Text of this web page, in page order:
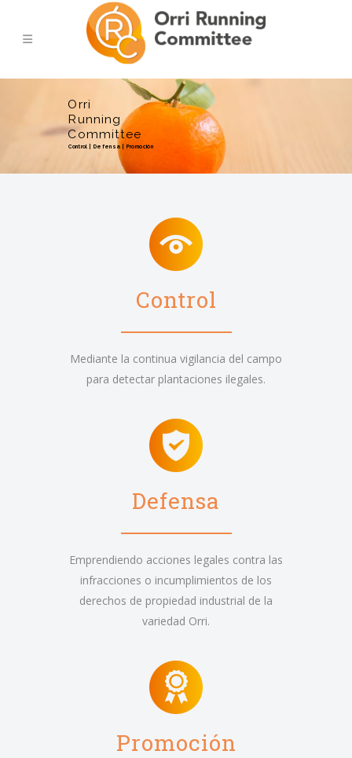
Orri
Running
Committee
Control | Defensa | Promoción
Control
Mediante la continua vigilancia del campo
para detectar plantaciones ilegales.
Defensa
Emprendiendo acciones legales contra las
infracciones o incumplimientos de los
derechos de propiedad industrial de la
variedad Orri.
Promoción